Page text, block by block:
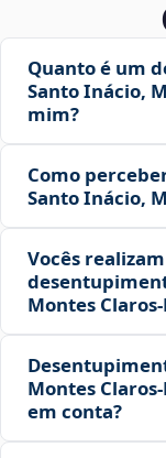
Quanto é um
Santo Inácio,
mim?
Como
Santo Inácio,
Vocês
Montes
Montes
em conta?